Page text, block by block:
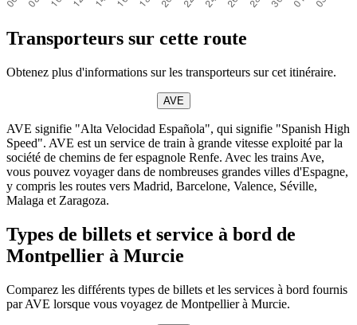
Transporteurs sur cette route
Obtenez plus d'informations sur les transporteurs sur cet itinéraire.
AVE
AVE signifie "Alta Velocidad Española", qui signifie "Spanish High
Speed". AVE est un service de train à grande vitesse exploité par la
société de chemins de fer espagnole Renfe. Avec les trains Ave,
vous pouvez voyager dans de nombreuses grandes villes d'Espagne,
y compris les routes vers Madrid, Barcelone, Valence, Séville,
Malaga et Zaragoza.
Types de billets et service à bord de
Montpellier à Murcie
Comparez les différents types de billets et les services à bord fournis
par AVE lorsque vous voyagez de Montpellier à Murcie.